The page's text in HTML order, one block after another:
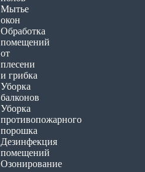
Мытье
окон
Обработка
помещений
от
плесени
и грибка
Уборка
балконов
Уборка
противопожарного
порошка
Дезинфекция
помещений
Озонирование